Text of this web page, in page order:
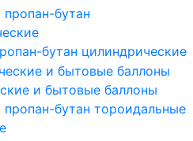
бутан цилиндрические
и бытовые баллоны